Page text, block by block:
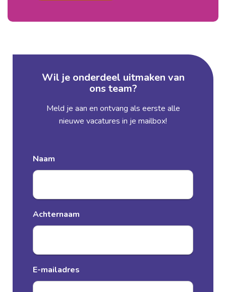
Wil je onderdeel uitmaken van
ons team?
Meld je aan en ontvang als eerste alle
nieuwe vacatures in je mailbox!
Naam
Achternaam
E-mailadres